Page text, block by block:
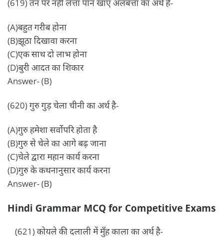
(619) तन पर नहीं लत्ता पान खाए अलबत्ता का अर्थ है-
(A)बहुत गरीब होना
(B)झूठा दिखावा करना
(C)एक साथ दो लाभ होना
(D)बुरी आदत का शिकार
Answer- (B)
(620) गुरु गुड़ चेला चीनी का अर्थ है-
(A)गुरु हमेशा सर्वोपरि होता है
(B)गुरु से चेले का आगे बढ़ जाना
(C)चेले द्वारा महान कार्य करना
(D)गुरु के कथनानुसार कार्य करना
Answer- (B)
Hindi Grammar MCQ for Competitive Exams
(621) कोयले की दलाली में मुँह काला का अर्थ है-